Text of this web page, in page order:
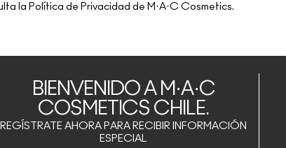
la Política de Privacidad de M·A·C Cosmetics.
BIENVENIDO A M·A·C
COSMETICS CHILE.
REGÍSTRATE AHORA PARA RECIBIR INFORMACIÓN
ESPECIAL